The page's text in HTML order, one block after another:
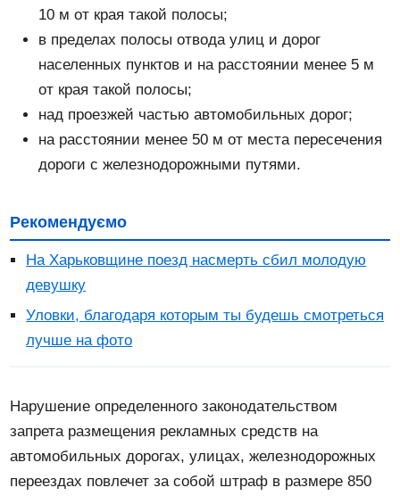
10 м от края такой полосы;
в пределах полосы отвода улиц и дорог
населенных пунктов и на расстоянии менее 5 м
от края такой полосы;
над проезжей частью автомобильных дорог;
на расстоянии менее 50 м от места пересечения
дороги с железнодорожными путями.
Рекомендуємо
На Харьковщине поезд насмерть сбил молодую
девушку
Уловки, благодаря которым ты будешь смотреться
лучше на фото
Нарушение определенного законодательством
запрета размещения рекламных средств на
автомобильных дорогах, улицах, железнодорожных
переездах повлечет за собой штраф в размере 850